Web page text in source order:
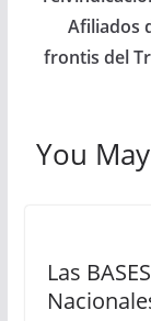
Afiliados
frontis del
You
Las